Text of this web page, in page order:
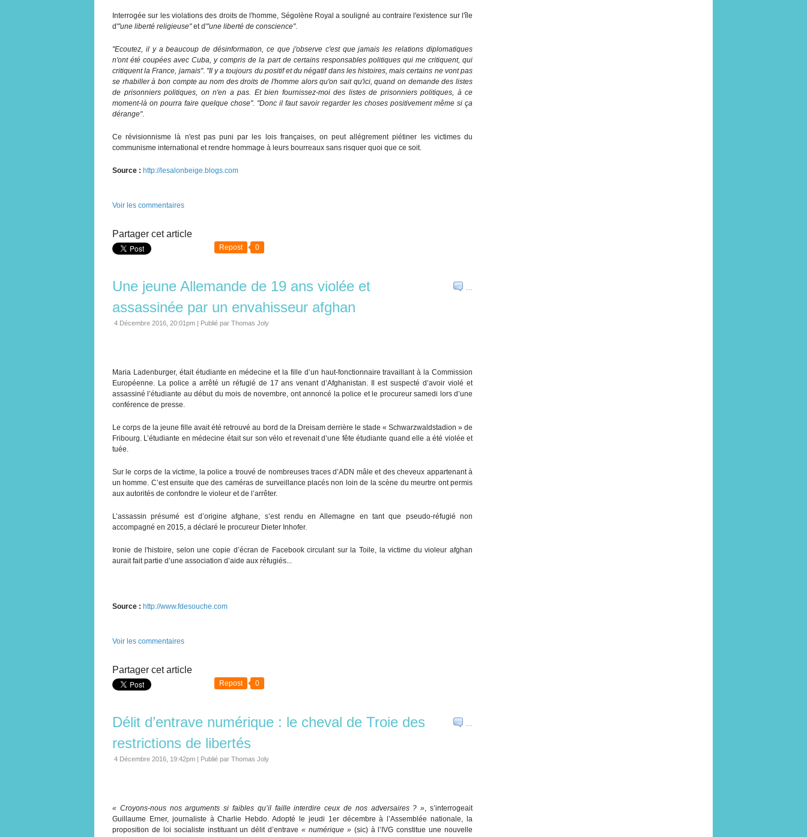
Interrogée sur les violations des droits de l'homme, Ségolène Royal a souligné au contraire l'existence sur l'île
d'"une liberté religieuse"et d'"une liberté de conscience".
"Ecoutez, il y a beaucoup de désinformation, ce que j'observe c'est que jamais les relations diplomatiques
n'ont été coupées avec Cuba, y compris de la part de certains responsables politiques qui me critiquent, qui
critiquent la France, jamais". "Il y a toujours du positif et du négatif dans les histoires, mais certains ne vont pas
se rhabiller à bon compte au nom des droits de l'homme alors qu'on sait qu'ici, quand on demande des listes
de prisonniers politiques, on n'en a pas. Et bien fournissez-moi des listes de prisonniers politiques, à ce
moment-là on pourra faire quelque chose". "Donc il faut savoir regarder les choses positivement même si ça
dérange".
Ce révisionnisme là n'est pas puni par les lois françaises, on peut allégrement piétiner les victimes du
communisme international et rendre hommage à leurs bourreaux sans risquer quoi que ce soit.
Source : http://lesalonbeige.blogs.com
Voir les commentaires
Partager cet article
Repost 0
…
Une jeune Allemande de 19 ans violée et
assassinée par un envahisseur afghan
4 Décembre 2016, 20:01pm | Publié par Thomas Joly
Maria Ladenburger, était étudiante en médecine et la fille d’un haut-fonctionnaire travaillant à la Commission
Européenne. La police a arrêté un réfugié de 17 ans venant d’Afghanistan. Il est suspecté d’avoir violé et
assassiné l’étudiante au début du mois de novembre, ont annoncé la police et le procureur samedi lors d’une
conférence de presse.
Le corps de la jeune fille avait été retrouvé au bord de la Dreisam derrière le stade « Schwarzwaldstadion » de
Fribourg. L’étudiante en médecine était sur son vélo et revenait d’une fête étudiante quand elle a été violée et
tuée.
Sur le corps de la victime, la police a trouvé de nombreuses traces d’ADN mâle et des cheveux appartenant à
un homme. C’est ensuite que des caméras de surveillance placés non loin de la scène du meurtre ont permis
aux autorités de confondre le violeur et de l’arrêter.
L’assassin présumé est d’origine afghane, s’est rendu en Allemagne en tant que pseudo-réfugié non
accompagné en 2015, a déclaré le procureur Dieter Inhofer.
Ironie de l'histoire, selon une copie d’écran de Facebook circulant sur la Toile, la victime du violeur afghan
aurait fait partie d’une association d’aide aux réfugiés...
Source : http://www.fdesouche.com
Voir les commentaires
Partager cet article
Repost 0
…
Délit d’entrave numérique : le cheval de Troie des
restrictions de libertés
4 Décembre 2016, 19:42pm | Publié par Thomas Joly
« Croyons-nous nos arguments si faibles qu’il faille interdire ceux de nos adversaires ? », s’interrogeait
Guillaume Erner, journaliste à Charlie Hebdo. Adopté le jeudi 1er décembre à l’Assemblée nationale, la
proposition de loi socialiste instituant un délit d’entrave « numérique »(sic) à l’IVG constitue une nouvelle